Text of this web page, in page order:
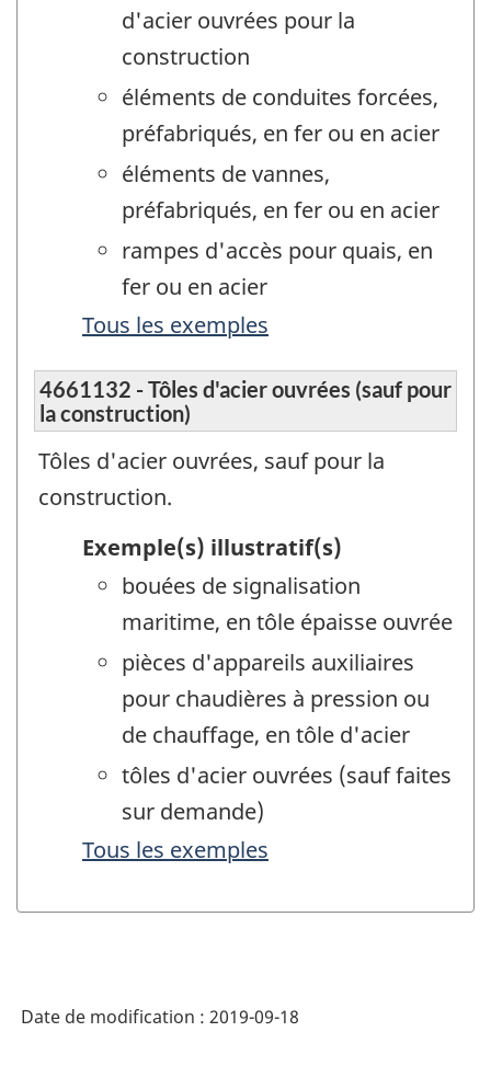
d'acier ouvrées pour la
construction
éléments de conduites forcées,
préfabriqués, en fer ou en acier
éléments de vannes,
préfabriqués, en fer ou en acier
rampes d'accès pour quais, en
fer ou en acier
Tous les exemples
4661132 - Tôles d'acier ouvrées (sauf pour
la construction)
Tôles d'acier ouvrées, sauf pour la
construction.
Exemple(s) illustratif(s)
bouées de signalisation
maritime, en tôle épaisse ouvrée
pièces d'appareils auxiliaires
pour chaudières à pression ou
de chauffage, en tôle d'acier
tôles d'acier ouvrées (sauf faites
sur demande)
Tous les exemples
Date de modification : 2019-09-18